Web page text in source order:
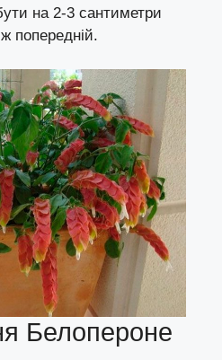
на 2-3 сантиметри
попередній.
Белопероне